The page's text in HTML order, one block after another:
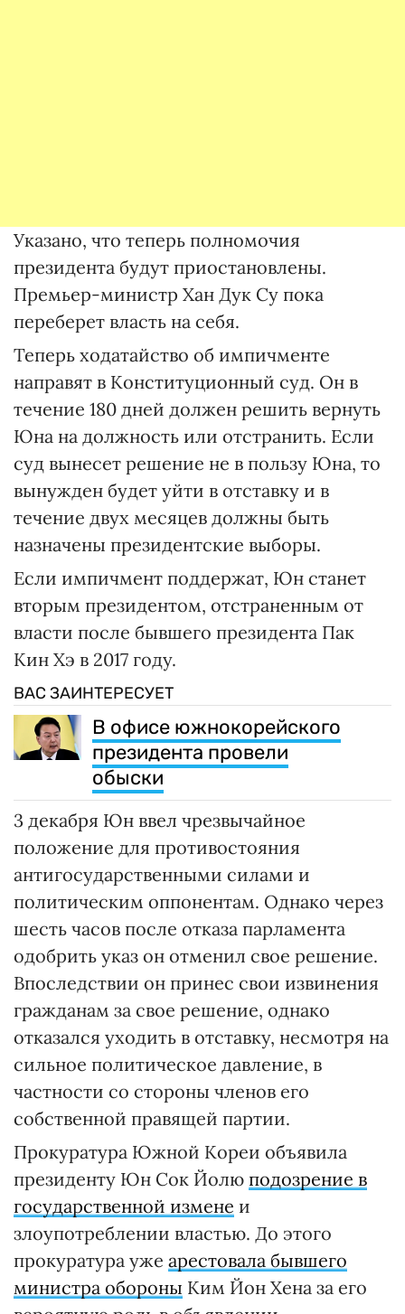
Указано, что теперь полномочия
президента будут приостановлены.
Премьер-министр Хан Дук Су пока
переберет власть на себя.
Теперь ходатайство об импичменте
направят в Конституционный суд. Он в
течение 180 дней должен решить вернуть
Юна на должность или отстранить. Если
суд вынесет решение не в пользу Юна, то
вынужден будет уйти в отставку и в
течение двух месяцев должны быть
назначены президентские выборы.
Если импичмент поддержат, Юн станет
вторым президентом, отстраненным от
власти после бывшего президента Пак
Кин Хэ в 2017 году.
ВАС ЗАИНТЕРЕСУЕТ
В офисе южнокорейского
президента провели
обыски
3 декабря Юн ввел чрезвычайное
положение для противостояния
антигосударственными силами и
политическим оппонентам. Однако через
шесть часов после отказа парламента
одобрить указ он отменил свое решение.
Впоследствии он принес свои извинения
гражданам за свое решение, однако
отказался уходить в отставку, несмотря на
сильное политическое давление, в
частности со стороны членов его
собственной правящей партии.
Прокуратура Южной Кореи объявила
президенту Юн Сок Йолю подозрение в
государственной измене и
злоупотреблении властью. До этого
прокуратура уже арестовала бывшего
министра обороны Ким Йон Хена за его